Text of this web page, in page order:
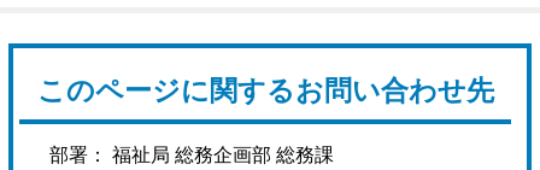
このページに関するお問い合わせ先
部署： 福祉局 総務企画部 総務課